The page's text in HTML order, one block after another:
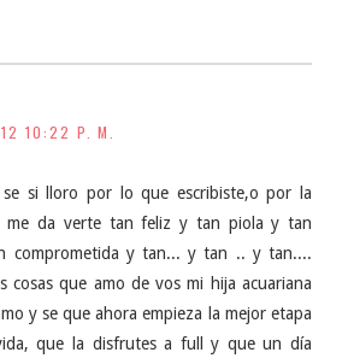
10:22 P. M.
si lloro por lo que escribiste,o por la
me da verte tan feliz y tan piola y tan
comprometida y tan... y tan .. y tan....
cosas que amo de vos mi hija acuariana
y se que ahora empieza la mejor etapa
que la disfrutes a full y que un día